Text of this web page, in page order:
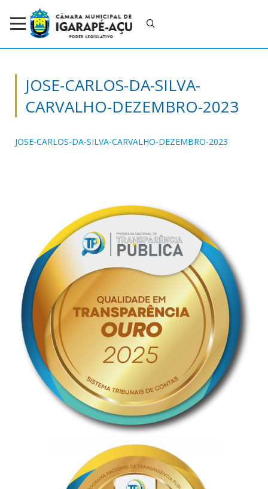
JOSE-CARLOS-DA-SILVA-
CARVALHO-DEZEMBRO-2023
JOSE-CARLOS-DA-SILVA-CARVALHO-DEZEMBRO-2023